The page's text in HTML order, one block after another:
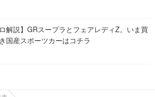
ロ解説】GRスープラとフェアレディZ。いま買
国産スポーツカーはコチラ